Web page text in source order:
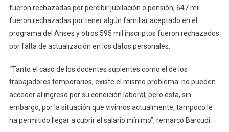
fueron rechazadas por percibir jubilación o pensión, 647 mil
fueron rechazadas por tener algún familiar aceptado en el
programa del Anses y otros 595 mil inscriptos fueron rechazados
por falta de actualización en los datos personales.
“Tanto el caso de los docentes suplentes como el de los
trabajadores temporarios, existe el mismo problema: no pueden
acceder al ingreso por su condición laboral, pero ésta, sin
embargo, por la situación que vivimos actualmente, tampoco le
ha permitido llegar a cubrir el salario mínimo”, remarcó Barcudi.